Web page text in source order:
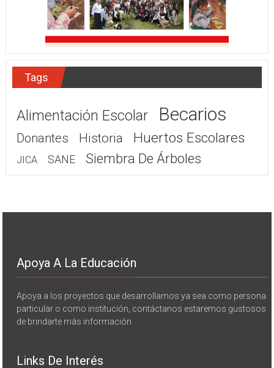
Tags
Alimentación Escolar Becarios
Donantes Historia Huertos Escolares
JICA SANE Siembra De Árboles
Apoya A La Educación
Apoya a los proyectos que desarrollamos ya sea como persona
particular o como institución, contáctanos estaremos gustosos
de brindarte más información
Links De Interés